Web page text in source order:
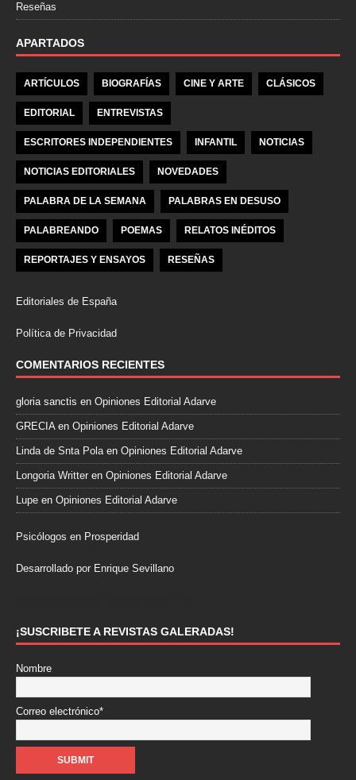
Reseñas
APARTADOS
ARTÍCULOS BIOGRAFÍAS CINE Y ARTE CLÁSICOS
EDITORIAL ENTREVISTAS
ESCRITORES INDEPENDIENTES INFANTIL NOTICIAS
NOTICIAS EDITORIALES NOVEDADES
PALABRA DE LA SEMANA PALABRAS EN DESUSO
PALABREANDO POEMAS RELATOS INÉDITOS
REPORTAJES Y ENSAYOS RESEÑAS
Editoriales de España
Política de Privacidad
COMENTARIOS RECIENTES
gloria sanctis en Opiniones Editorial Adarve
GRECIAen Opiniones Editorial Adarve
Linda de Snta Polaen Opiniones Editorial Adarve
Longoria Writter en Opiniones Editorial Adarve
Lupe en Opiniones Editorial Adarve
Psicólogos en Prosperidad
Desarrollado por Enrique Sevillano
¡SUSCRIBETE A REVISTAS GALERADAS!
Nombre
Correo electrónico*